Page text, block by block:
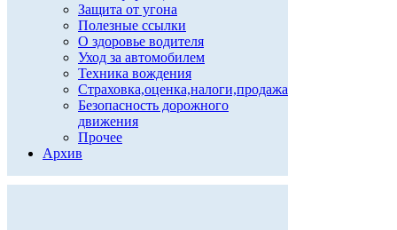
Защита от угона
Полезные ссылки
О здоровье водителя
Уход за автомобилем
Техника вождения
Страховка,оценка,налоги,продажа
Безопасность дорожного
движения
Прочее
Архив